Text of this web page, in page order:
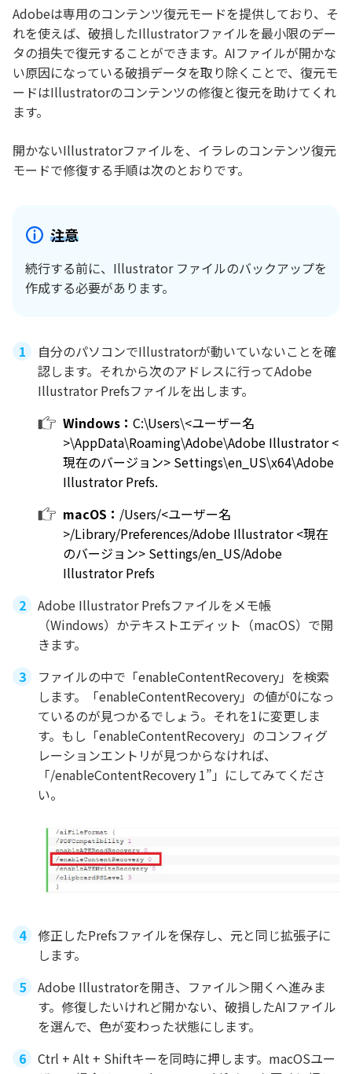
Adobeは専用のコンテンツ復元モードを提供しており、そ
れを使えば、破損したIllustratorファイルを最小限のデー
タの損失で復元することができます。AIファイルが開かな
い原因になっている破損データを取り除くことで、復元モ
ードはIllustratorのコンテンツの修復と復元を助けてくれ
ます。
開かないIllustratorファイルを、イラレのコンテンツ復元
モードで修復する手順は次のとおりです。
注意
続行する前に、Illustrator ファイルのバックアップを
作成する必要があります。
自分のパソコンでIllustratorが動いていないことを確
認します。それから次のアドレスに行ってAdobe
Illustrator Prefsファイルを出します。
Windows： C:\Users\<ユーザー名
>\AppData\Roaming\Adobe\Adobe Illustrator <
現在のバージョン> Settings\en_US\x64\Adobe
Illustrator Prefs.
macOS： /Users/<ユーザー名
>/Library/Preferences/Adobe Illustrator <現在
のバージョン> Settings/en_US/Adobe
Illustrator Prefs
Adobe Illustrator Prefsファイルをメモ帳
（Windows）かテキストエディット（macOS）で開
きます。
ファイルの中で「enableContentRecovery」を検索
します。「enableContentRecovery」の値が0になっ
ているのが見つかるでしょう。それを1に変更しま
す。もし「enableContentRecovery」のコンフィグ
レーションエントリが見つからなければ、
「/enableContentRecovery 1”」にしてみてくださ
い。
修正したPrefsファイルを保存し、元と同じ拡張子に
します。
Adobe Illustratorを開き、ファイル＞開くへ進みま
す。修復したいけれど開かない、破損したAIファイル
を選んで、色が変わった状態にします。
Ctrl + Alt + Shiftキーを同時に押します。macOSユー